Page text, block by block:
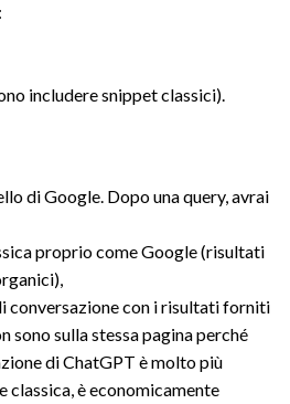
includere snippet classici).
di Google. Dopo una query, avrai
proprio come Google (risultati
conversazione con i risultati forniti
sono sulla stessa pagina perché
di ChatGPT è molto più
classica, è economicamente